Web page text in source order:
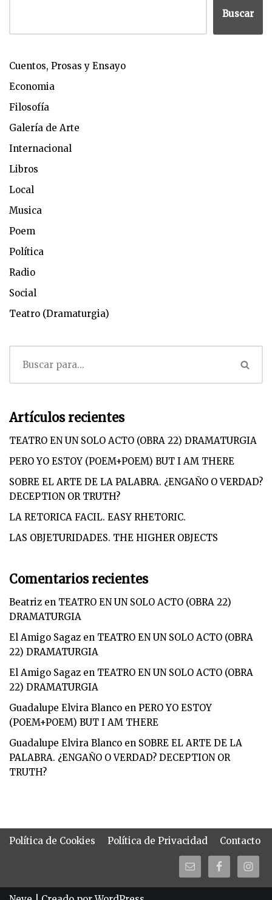
Buscar
Cuentos, Prosas y Ensayo
Economia
Filosofía
Galería de Arte
Internacional
Libros
Local
Musica
Poem
Política
Radio
Social
Teatro (Dramaturgia)
Artículos recientes
TEATRO EN UN SOLO ACTO (OBRA 22) DRAMATURGIA
PERO YO ESTOY (POEM+POEM) BUT I AM THERE
SOBRE EL ARTE DE LA PALABRA. ¿ENGAÑO O VERDAD?
DECEPTION OR TRUTH?
LA RETORICA FACIL. EASY RHETORIC.
LAS OBJETURIDADES. THE HIGHER OBJECTS
Comentarios recientes
Beatriz en TEATRO EN UN SOLO ACTO (OBRA 22)
DRAMATURGIA
El Amigo Sagaz en TEATRO EN UN SOLO ACTO (OBRA
22) DRAMATURGIA
El Amigo Sagaz en TEATRO EN UN SOLO ACTO (OBRA
22) DRAMATURGIA
Guadalupe Elvira Blanco en PERO YO ESTOY
(POEM+POEM) BUT I AM THERE
Guadalupe Elvira Blanco en SOBRE EL ARTE DE LA
PALABRA. ¿ENGAÑO O VERDAD? DECEPTION OR
TRUTH?
Política de Cookies Política de Privacidad Contacto